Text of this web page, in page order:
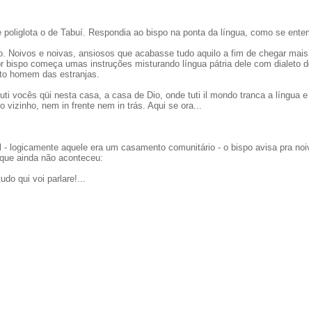
poliglota o de Tabuí. Respondia ao bispo na ponta da língua, como se
Noivos e noivas, ansiosos que acabasse tudo aquilo a fim de chegar
bispo começa umas instruções misturando língua pátria dele com dialeto
homem das estranjas.
vocês qüi nesta casa, a casa de Dio, onde tuti il mondo tranca a língua
vizinho, nem in frente nem in trás. Aqui se ora...
- logicamente aquele era um casamento comunitário - o bispo avisa pra
ainda não aconteceu:
qui voi parlare!...